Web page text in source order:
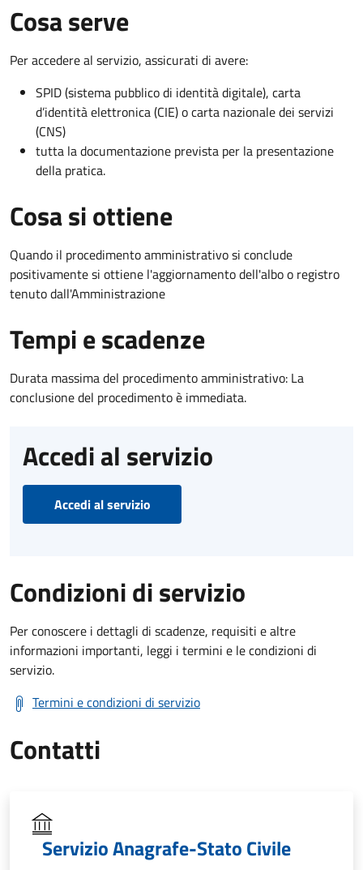
Cosa serve
Per accedere al servizio, assicurati di avere:
SPID (sistema pubblico di identità digitale), carta
d’identità elettronica (CIE) o carta nazionale dei servizi
(CNS)
tutta la documentazione prevista per la presentazione
della pratica.
Cosa si ottiene
Quando il procedimento amministrativo si conclude
positivamente si ottiene l'aggiornamento dell'albo o registro
tenuto dall'Amministrazione
Tempi e scadenze
Durata massima del procedimento amministrativo: La
conclusione del procedimento è immediata.
Accedi al servizio
Accedi al servizio
Condizioni di servizio
Per conoscere i dettagli di scadenze, requisiti e altre
informazioni importanti, leggi i termini e le condizioni di
servizio.
Termini e condizioni di servizio
Contatti
Servizio Anagrafe-Stato Civile